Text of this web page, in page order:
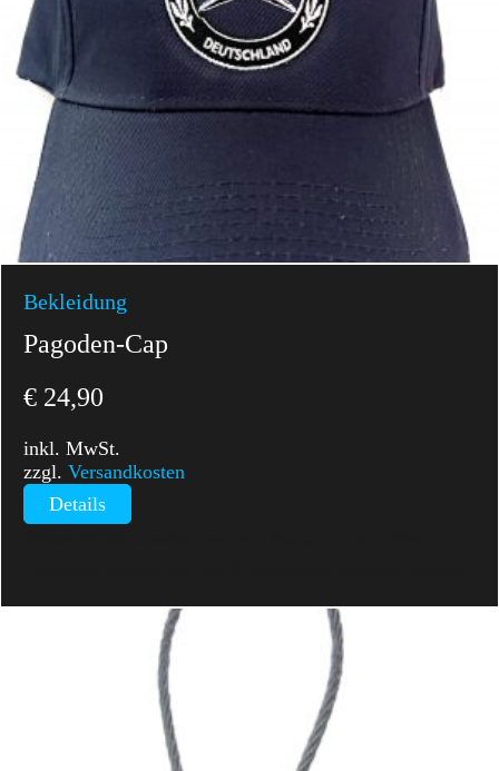
Bekleidung
Pagoden-Cap
€ 24,90
inkl. MwSt.
zzgl.Versandkosten
Details